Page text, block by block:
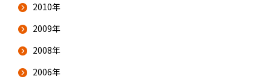
2010年
2009年
2008年
2006年